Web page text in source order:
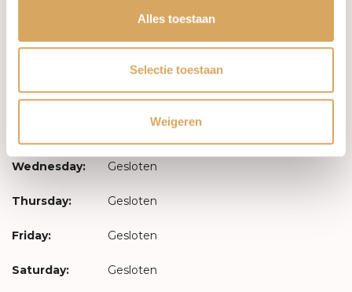
Alles toestaan
Selectie toestaan
Weigeren
Monday: Gesloten
Wednesday: Gesloten
Thursday: Gesloten
Friday: Gesloten
Saturday: Gesloten